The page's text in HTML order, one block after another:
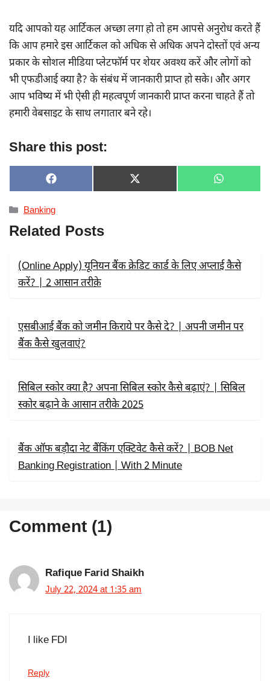
यदि आपको यह आर्टिकल अच्छा लगा हो तो हम आपसे अनुरोध करते हैं
कि आप हमारे इस आर्टिकल को अधिक से अधिक अपने दोस्तों एवं अन्य
प्रकार के सोशल मीडिया प्लेटफॉर्म पर शेयर अवश्य करें और लोगों को
भी एफडीआई क्या है? के संबंध में जानकारी प्राप्त हो सके। और अगर
आप भविष्य में भी ऐसी ही महत्वपूर्ण जानकारी प्राप्त करना चाहते हैं तो
हमारी वेबसाइट के साथ लगातार बने रहे।
Share this post:
SHARE
ON
F
A
B
O
SHARE
ON
X
(
R
SHARE
ON
W
H
Categories
Banking
Related Posts
(Online Apply) यूनियन बैंक क्रेडिट कार्ड के लिए अप्लाई कैसे
करें? | 2 आसान तरीक़े
एसबीआई बैंक को जमीन किराये पर कैसे दे? | अपनी जमीन पर
बैंक कैसे खुलवाएं?
सिबिल स्कोर क्या है? अपना सिबिल स्कोर कैसे बढ़ाएं? | सिबिल
स्कोर बढ़ाने के आसान तरीके 2025
बैंक ऑफ बड़ौदा नेट बैंकिंग एक्टिवेट कैसे करें? | BOB Net
Banking Registration | With 2 Minute
Comment (1)
Rafique Farid Shaikh
July 22, 2024 at 1:35 am
I like FDI
Reply